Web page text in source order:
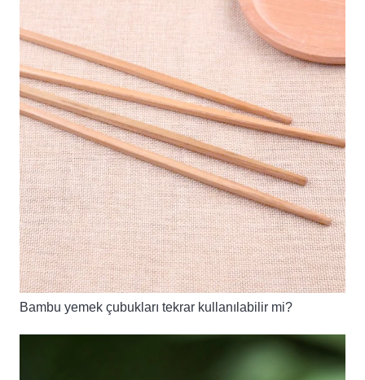
Bambu yemek çubukları tekrar kullanılabilir mi?